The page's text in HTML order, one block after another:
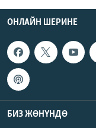
ОНЛАЙН ШЕРИНЕ
БИЗ ЖӨНҮНДӨ